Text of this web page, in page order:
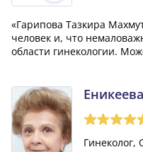
«Гарипова Тазкира
человек и, что
области гинекологии.
ребенка, дочку, именно с
Гинеколог,